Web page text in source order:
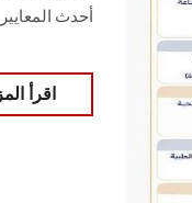
أحدث المعايير
اقرأ